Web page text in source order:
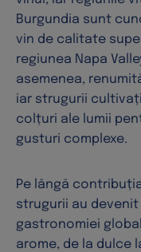
Burgundia sunt
vin de calitate
regiunea Napa
asemenea,
iar strugurii
colțuri ale lumii
gusturi complexe.
Pe lângă
strugurii au
gastronomiei
arome, de la dulce